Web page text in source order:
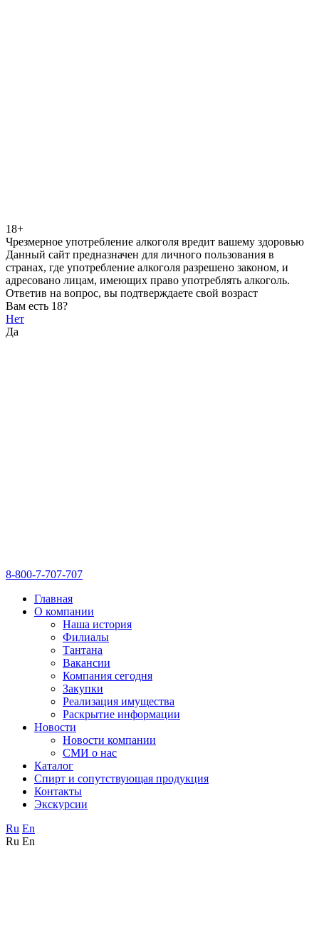
18+
Чрезмерное употребление алкоголя вредит вашему здоровью
Данный сайт предназначен для личного пользования в
странах, где употребление алкоголя разрешено законом, и
адресовано лицам, имеющих право употреблять алкоголь.
Ответив на вопрос, вы подтверждаете свой возраст
Вам есть 18?
Нет
Да
8-800-7-707-707
Главная
О компании
Наша история
Филиалы
Тантана
Вакансии
Компания сегодня
Закупки
Реализация имущества
Раскрытие информации
Новости
Новости компании
СМИ о нас
Каталог
Спирт и сопутствующая продукция
Контакты
Экскурсии
Ru En
Ru En